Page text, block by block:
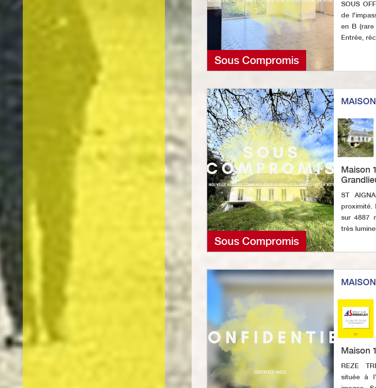
Sous Compromis
SOUS
de
en B (rare
Entrée,
Sous Compromis
Maison
ST
proximité.
sur 4887
très
Maison
REZE
située à